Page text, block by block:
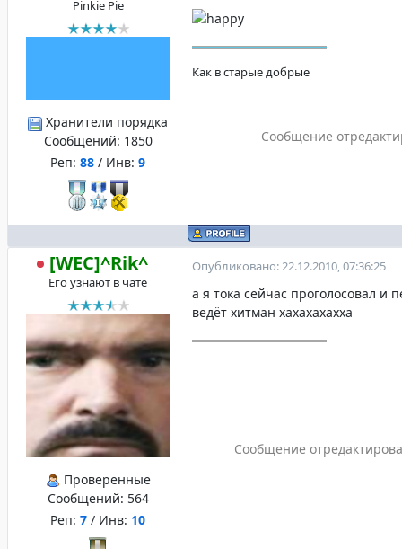
Pinkie Pie
Хранители порядка
Сообщений: 1850
Реп: 88 / Инв: 9
Как в старые добрые
Сообщение
[WEC]^Rik^
Его узнают в чате
Проверенные
Сообщений: 564
Реп: 7 / Инв: 10
Опубликовано: 22.12.2010, 07:36:25
а я тока сейчас проголосовал и
ведёт хитман хахахахахха
Сообщение